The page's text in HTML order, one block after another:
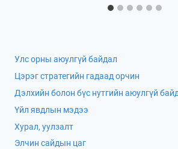
Улс орны аюулгүй байдал
Цэрэг стратегийн гадаад орчин
Дэлхийн болон бүс нутгийн аюулгүй
Үйл явдлын мэдээ
Хурал, уулзалт
Элчин сайдын цаг